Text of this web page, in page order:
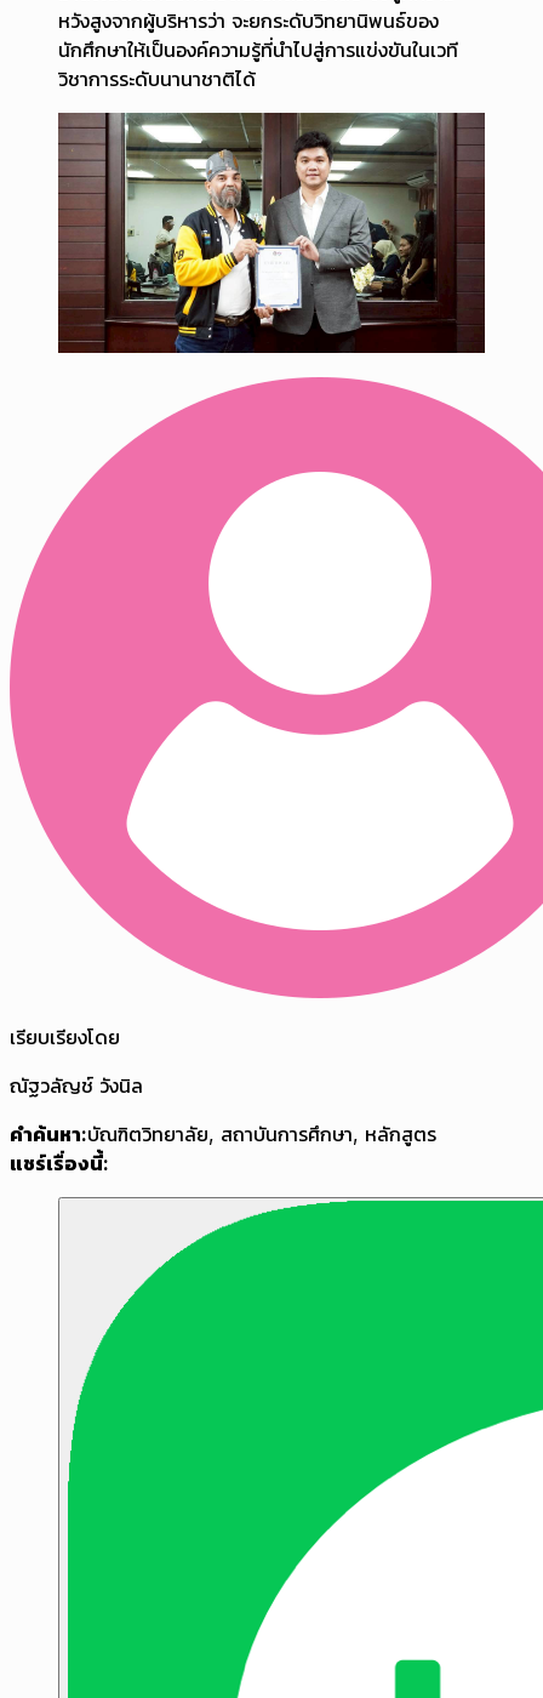
หวังสูงจากผู้บริหารว่า จะยกระดับวิทยานิพนธ์ของ
นักศึกษาให้เป็นองค์ความรู้ที่นำไปสู่การแข่งขันในเวที
วิชาการระดับนานาชาติได้
เรียบเรียงโดย
ณัฐวลัญช์ วังนิล
คำค้นหา:บัณฑิตวิทยาลัย, สถาบันการศึกษา, หลักสูตร
แชร์เรื่องนี้: